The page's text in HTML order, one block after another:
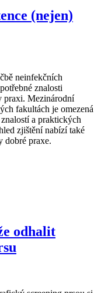
(nejen)
neinfekčních
znalosti
praxi. Mezinárodní
fakultách je omezená
a praktických
zjištění nabízí také
dobré praxe.
odhalit